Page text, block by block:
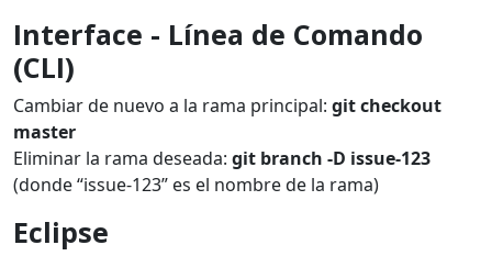
Interface - Línea de Comando
(CLI)
Cambiar de nuevo a la rama principal: git checkout
master
Eliminar la rama deseada: git branch -D issue-123
(donde “issue-123” es el nombre de la rama)
Eclipse